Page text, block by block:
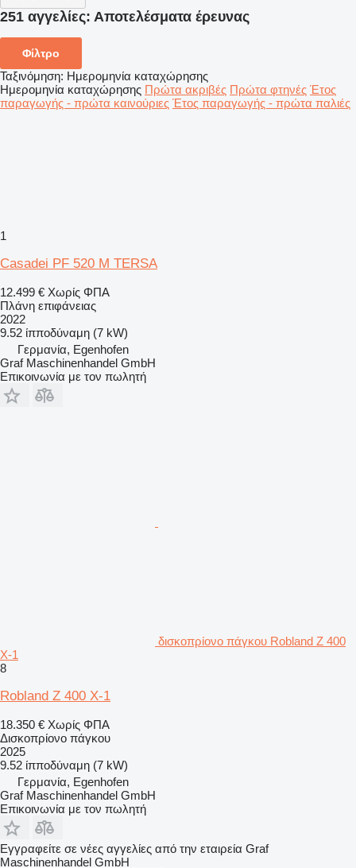
251 αγγελίες: Αποτελέσματα έρευνας
Φίλτρο
Ταξινόμηση: Ημερομηνία καταχώρησης
Ημερομηνία καταχώρησης Πρώτα ακριβές Πρώτα φτηνές Έτος
παραγωγής - πρώτα καινούριες Έτος παραγωγής - πρώτα παλιές
1
Casadei PF 520 M TERSA
12.499 € Χωρίς ΦΠΑ
Πλάνη επιφάνειας
2022
9.52 ίπποδύναμη (7 kW)
Γερμανία, Egenhofen
Graf Maschinenhandel GmbH
Επικοινωνία με τον πωλητή
δισκοπρίονο πάγκου Robland Z 400
X-1
8
Robland Z 400 X-1
18.350 € Χωρίς ΦΠΑ
Δισκοπρίονο πάγκου
2025
9.52 ίπποδύναμη (7 kW)
Γερμανία, Egenhofen
Graf Maschinenhandel GmbH
Επικοινωνία με τον πωλητή
Εγγραφείτε σε νέες αγγελίες από την εταιρεία Graf
Maschinenhandel GmbH